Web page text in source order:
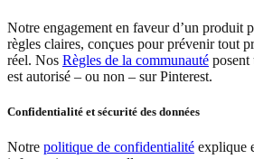
Notre engagement en faveur d’un produit
règles claires, conçues pour prévenir tout
réel. Nos Règles de la communauté posent
est autorisé – ou non – sur Pinterest.
Confidentialité et sécurité des données
Notre politique de confidentialité explique